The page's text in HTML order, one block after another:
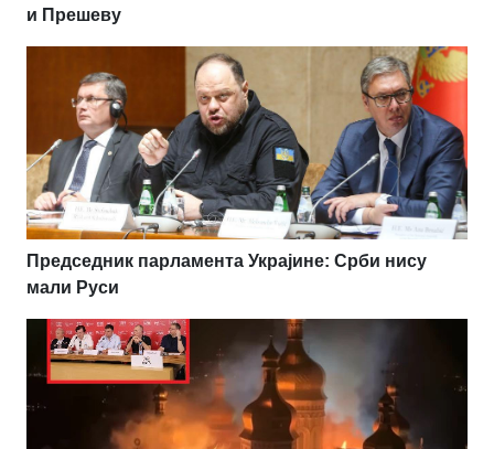
и Прешеву
Председник парламента Украјине: Срби нису
мали Руси